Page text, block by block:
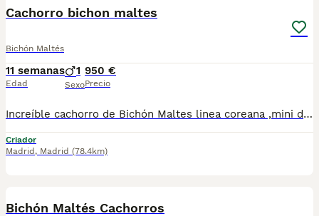
Cachorro bichon maltes
Bichón Maltés
11 semanas
Edad
1
Sexo
950 €
Precio
Increíble cachorro de Bichón Maltes linea coreana ,mini de verdad !! tenemos machos y hembras ,distintos colores Nuestros cachorros nacen y crecen en un ambiente familiar ,sin jaulas ,con un respeto y exclusiva cria,somos respetuosos con el tiempo de destete ,cada cachorro necesita su tiempo.. Destetamos con un pienso de alta calidad , Cachorros revisados ,desde el nacimiento ,hasta la entrega por un veterinario competente ,buscando siempre el bienestar de nuestros animales.. Sociabilizados y equilibrados tanto padres como cachorros Se entregan con todo el protocolo veterinario legal,y garantías por escrito completas.. Tenemos servicio de entrega personalizado a cualquier punto de España,directo.. El precio puede cambiar tanto en sexo como en características del cachorro. Dejanos tú teléfono y te mandamos toda la información fotos y vídeos ..
Criador
Madrid , Madrid (78.4km)
Bichón Maltés Cachorros